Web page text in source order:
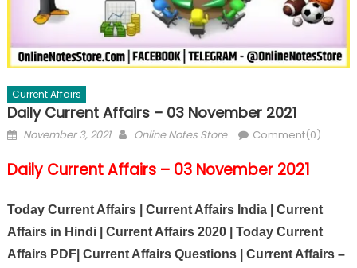
Current Affairs
Daily Current Affairs – 03 November 2021
November 3, 2021 Online Notes Store Comment(0)
Daily Current Affairs – 03 November 2021
Today Current Affairs | Current Affairs India | Current
Affairs in Hindi | Current Affairs 2020 | Today Current
Affairs PDF| Current Affairs Questions | Current Affairs –